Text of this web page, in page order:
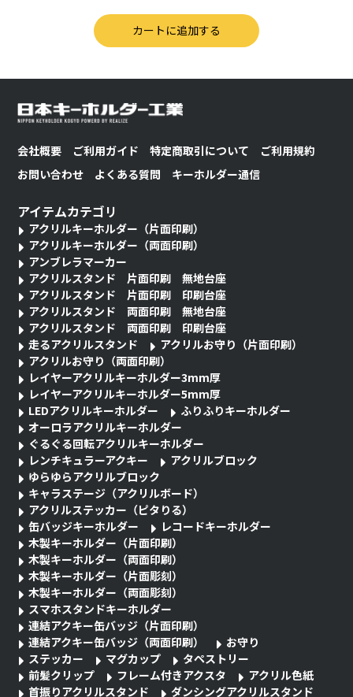
会社概要 ご利用ガイド 特定商取引について
ご利用規約
お問い合わせ
よくある質問 キーホルダー通信
アイテムカテゴリ
アクリルキーホルダー（片面印刷）
アクリルキーホルダー（両面印刷）
アンブレラマーカー
アクリルスタンド 片面印刷 無地台座
アクリルスタンド 片面印刷 印刷台座
アクリルスタンド 両面印刷 無地台座
アクリルスタンド 両面印刷 印刷台座
走るアクリルスタンド
アクリルお守り（片面印刷）
アクリルお守り（両面印刷）
レイヤーアクリルキーホルダー3mm厚
レイヤーアクリルキーホルダー5mm厚
LEDアクリルキーホルダー
ふりふりキーホルダー
オーロラアクリルキーホルダー
ぐるぐる回転アクリルキーホルダー
レンチキュラーアクキー
アクリルブロック
ゆらゆらアクリルブロック
キャラステージ（アクリルボード）
アクリルステッカー（ピタりる）
缶バッジキーホルダー
レコードキーホルダー
木製キーホルダー（片面印刷）
木製キーホルダー（両面印刷）
木製キーホルダー（片面彫刻）
木製キーホルダー（両面彫刻）
スマホスタンドキーホルダー
連結アクキー缶バッジ（片面印刷）
連結アクキー缶バッジ（両面印刷）
お守り
ステッカー
マグカップ
タペストリー
前髪クリップ
フレーム付きアクスタ
アクリル色紙
首振りアクリルスタンド
ダンシングアクリルスタンド